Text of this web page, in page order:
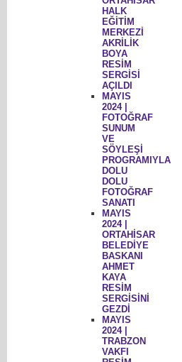
HALK
EĞİTİM
MERKEZİ
AKRİLİK
BOYA
RESİM
SERGİSİ
AÇILDI
MAYIS
2024 |
FOTOĞRAF
SUNUM
VE
SÖYLEŞİ
PROGRAMIYLA
DOLU
DOLU
FOTOĞRAF
SANATI
MAYIS
2024 |
ORTAHİSAR
BELEDİYE
BASKANI
AHMET
KAYA
RESİM
SERGİSİNİ
GEZDİ
MAYIS
2024 |
TRABZON
VAKFI